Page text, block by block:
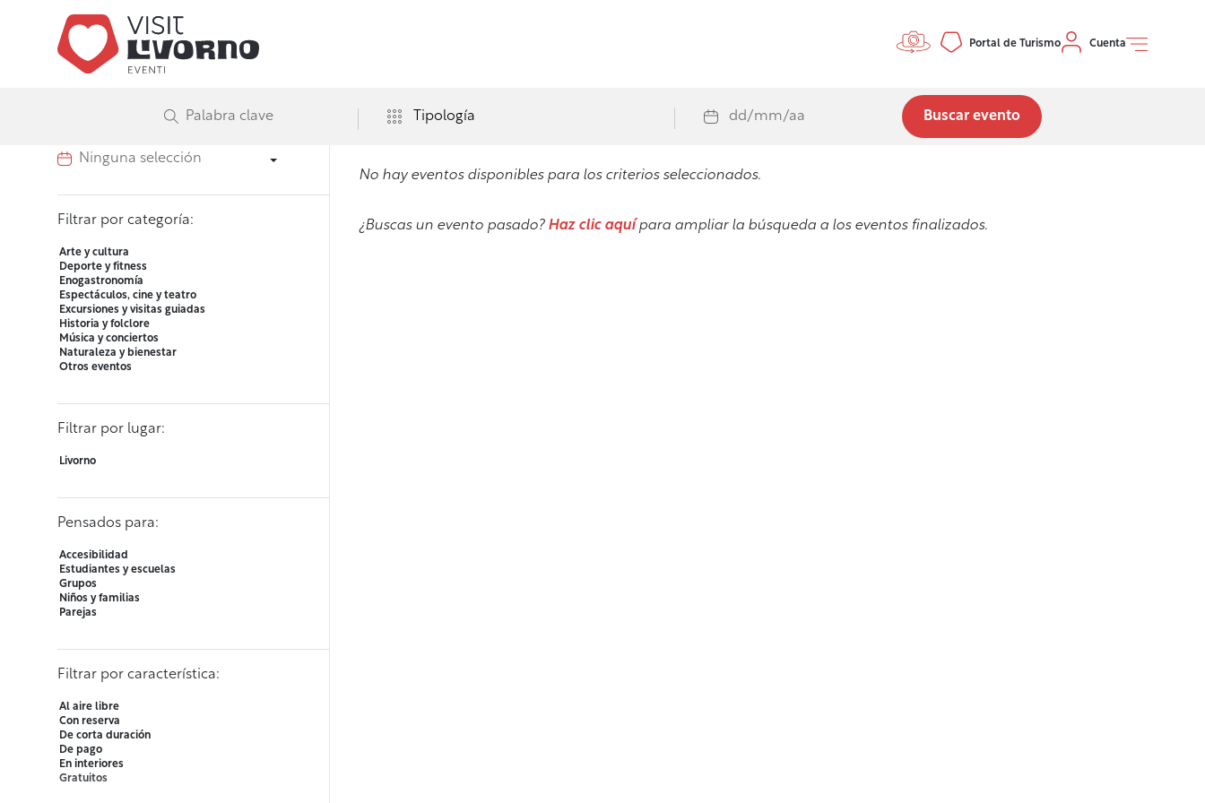
Controls menu
Portal de Turismo Cuenta
Buscar evento
Búsqueda avanzada de
eventos
Filtrar por fecha o intervalo
Filtrar por categoría:
Arte y cultura
Deporte y fitness
Enogastronomía
Espectáculos, cine y teatro
Excursiones y visitas guiadas
Historia y folclore
Música y conciertos
Naturaleza y bienestar
Otros eventos
Filtrar por lugar:
Livorno
Pensados para:
Accesibilidad
Estudiantes y escuelas
Grupos
Niños y familias
Parejas
Filtrar por característica:
Al aire libre
Con reserva
De corta duración
De pago
En interiores
Gratuitos
No hay eventos disponibles para los criterios seleccionados.
¿Buscas un evento pasado? Haz clic aquípara ampliar la búsqueda a los eventos finalizados.